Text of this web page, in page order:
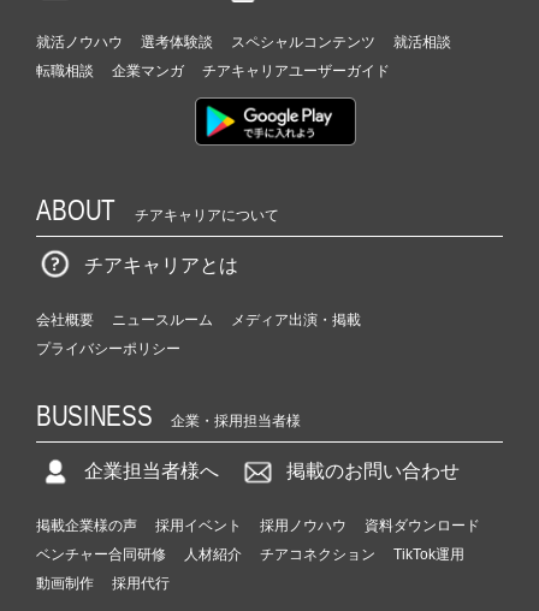
就活ノウハウ 選考体験談 スペシャルコンテンツ
就活相談
転職相談
企業マンガ チアキャリアユーザーガイド
ABOUT チアキャリアについて
チアキャリアとは
会社概要 ニュースルーム
メディア出演・掲載
プライバシーポリシー
BUSINESS 企業・採用担当者様
企業担当者様へ 掲載のお問い合わせ
掲載企業様の声 採用イベント 採用ノウハウ
資料ダウンロード
ベンチャー合同研修
人材紹介 チアコネクション
TikTok運用
動画制作
採用代行